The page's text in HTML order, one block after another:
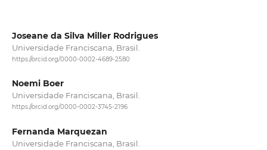
Joseane da Silva Miller Rodrigues
Universidade Franciscana, Brasil.
https://orcid.org/0000-0002-4689-2580
Noemi Boer
Universidade Franciscana, Brasil.
https://orcid.org/0000-0002-3745-2196
Fernanda Marquezan
Universidade Franciscana, Brasil.